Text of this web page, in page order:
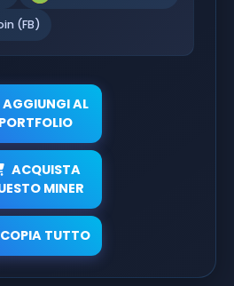
(FB)
AGGIUNGI AL
PORTFOLIO
ACQUISTA
MINER
COPIA TUTTO